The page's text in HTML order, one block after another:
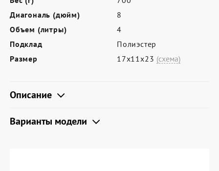
Диагональ (дюйм)
8
Объем (литры)
4
Подклад
Полиэстер
Размер
17х11х23 (схема)
Описание
Варианты модели